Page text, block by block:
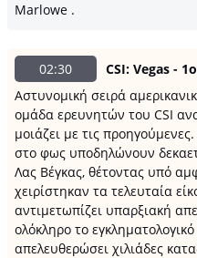
Marlowe .
02:30
CSI: Vegas -
Αστυνομική σειρά
ομάδα ερευνητών του CSI
μοιάζει με τις
στο φως υποδηλώνουν
Λας Βέγκας, θέτοντας υπό
χειρίστηκαν τα τελευταία
αντιμετωπίζει υπαρξιακή
ολόκληρο το
απελευθερώσει χιλιάδες